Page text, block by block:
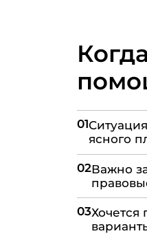
01
ясного
02Важно
03Хочется